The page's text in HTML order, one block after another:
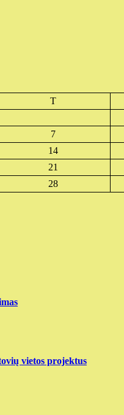
T
7
14
21
28
vietos projektus